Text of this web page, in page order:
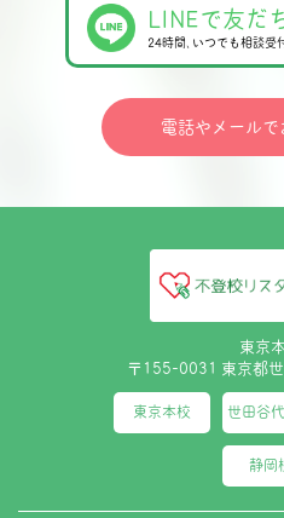
LINEで友だ
24時間､いつでも相談受
電話やメール
東京
〒155-0031 東京都
東京本校 世田谷
静岡